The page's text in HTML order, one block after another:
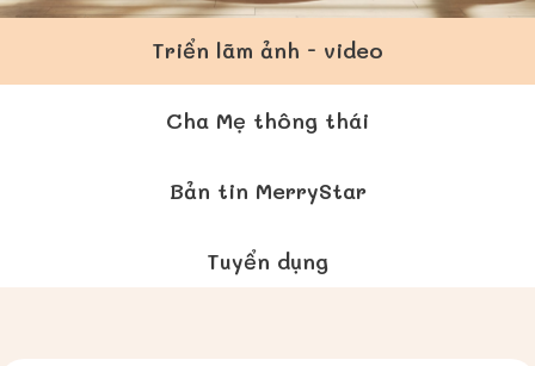
Triển lãm ảnh - video
Cha Mẹ thông thái
Bản tin MerryStar
Tuyển dụng